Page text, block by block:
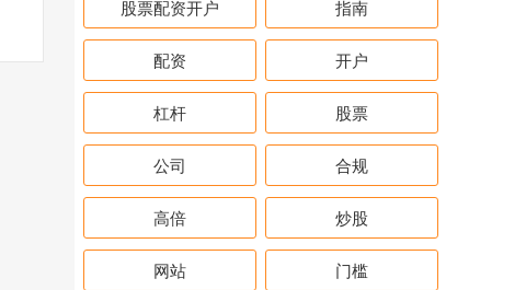
股票配资开户 指南
配资 开户
杠杆 股票
公司 合规
高倍 炒股
网站 门槛